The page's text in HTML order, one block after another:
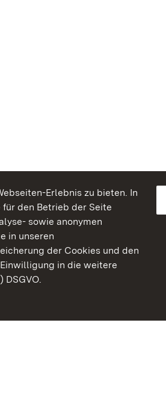
Erlebnis zu bieten. In
den Betrieb der Seite
sowie anonymen
in unseren
der Cookies und den
in die weitere
DSGVO.